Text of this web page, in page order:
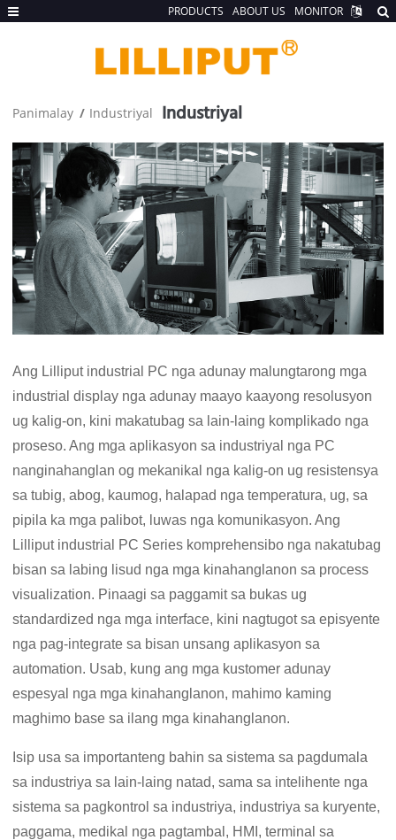
Industriyal
Panimalay Industriyal
Ang Lilliput industrial PC nga adunay malungtarong mga
industrial display nga adunay maayo kaayong resolusyon
ug kalig-on, kini makatubag sa lain-laing komplikado nga
proseso. Ang mga aplikasyon sa industriyal nga PC
nanginahanglan og mekanikal nga kalig-on ug resistensya
sa tubig, abog, kaumog, halapad nga temperatura, ug, sa
pipila ka mga palibot, luwas nga komunikasyon. Ang
Lilliput industrial PC Series komprehensibo nga nakatubag
bisan sa labing lisud nga mga kinahanglanon sa process
visualization. Pinaagi sa paggamit sa bukas ug
standardized nga mga interface, kini nagtugot sa episyente
nga pag-integrate sa bisan unsang aplikasyon sa
automation. Usab, kung ang mga kustomer adunay
espesyal nga mga kinahanglanon, mahimo kaming
maghimo base sa ilang mga kinahanglanon.
Isip usa sa importanteng bahin sa sistema sa pagdumala
sa industriya sa lain-laing natad, sama sa intelihente nga
sistema sa pagkontrol sa industriya, industriya sa kuryente,
paggama, medikal nga pagtambal, HMI, terminal sa
PRODUCTS ABOUT US MONITOR